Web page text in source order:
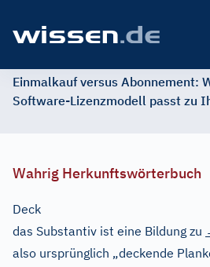
Einmalkauf versus Abonnement:
Software-Lizenzmodell passt zu
Wahrig Herkunftswörterbuch
Deck
das Substantiv ist eine Bildung zu
also ursprünglich „deckende